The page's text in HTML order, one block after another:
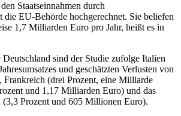
Staatseinnahmen durch
die EU-Behörde hochgerechnet. Sie beliefen
1,7 Milliarden Euro pro Jahr, heißt es in
sind der Studie zufolge Italien
und geschätzten Verlusten von
(drei Prozent, eine Milliarde
und 1,17 Milliarden Euro) und das
Prozent und 605 Millionen Euro).